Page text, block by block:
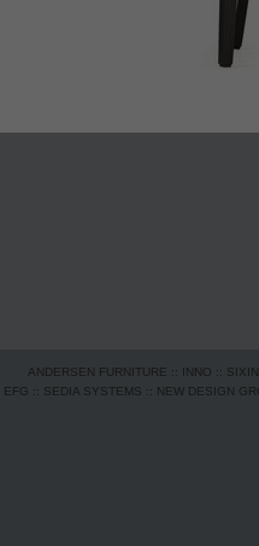
ANDERSEN FURNITURE :: INNO ::
EFG :: SEDIA SYSTEMS :: NEW DESIGN